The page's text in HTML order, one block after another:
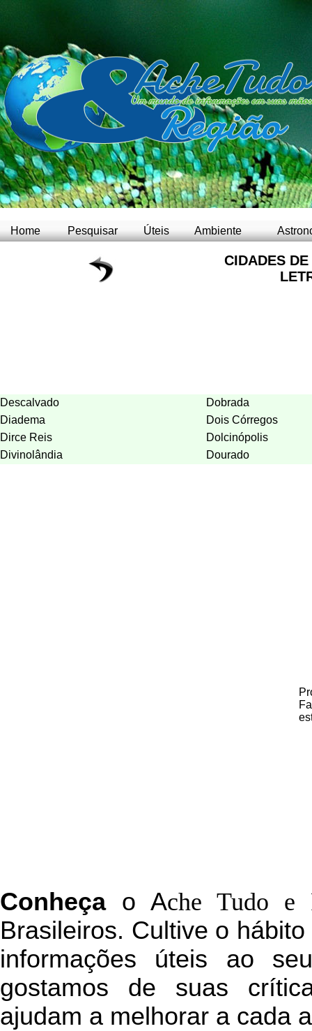
Home Pesquisar Úteis Ambiente
CIDADES
Descalvado
Dobrada
Diadema
Dois Córregos
Dirce Reis
Dolcinópolis
Divinolândia
Dourado
Conheçao Ache Tudo e
Brasileiros. Cultive o
informações úteis ao
gostamos de suas
ajudam a melhorar a cada